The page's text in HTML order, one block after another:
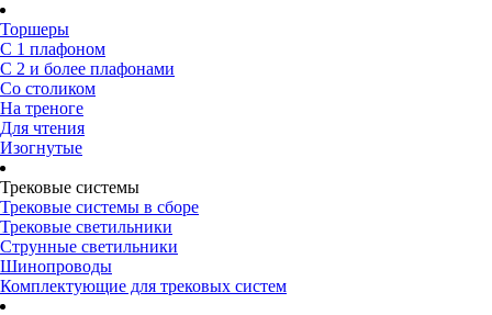
Торшеры
С 1 плафоном
С 2 и более плафонами
Со столиком
На треноге
Для чтения
Изогнутые
Трековые системы
Трековые системы в сборе
Трековые светильники
Струнные светильники
Шинопроводы
Комплектующие для трековых систем